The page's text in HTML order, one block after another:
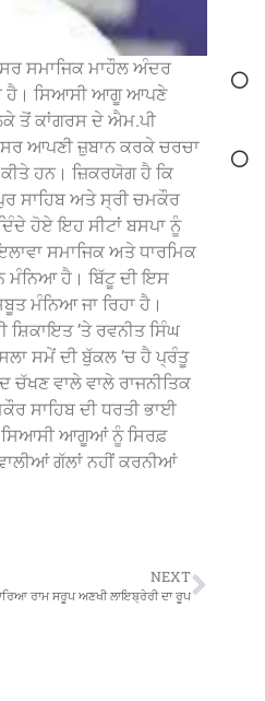
ਸਮਾਜਿਕ ਮਾਹੌਲ ਅੰਦਰ
ਹੈ। ਸਿਆਸੀ ਆਗੂ ਆਪਣੇ
ਤੋਂ ਕਾਂਗਰਸ ਦੇ ਐਮ.ਪੀ
ਆਪਣੀ ਜ਼ੁਬਾਨ ਕਰਕੇ ਚਰਚਾ
ਹਨ। ਜ਼ਿਕਰਯੋਗ ਹੈ ਕਿ
ਸਾਹਿਬ ਅਤੇ ਸ੍ਰੀ ਚਮਕੌਰ
ਹੋਏ ਇਹ ਸੀਟਾਂ ਬਸਪਾ ਨੂੰ
ਸਮਾਜਿਕ ਅਤੇ ਧਾਰਮਿਕ
ਮੰਨਿਆ ਹੈ। ਬਿੱਟੂ ਦੀ ਇਸ
ਮੰਨਿਆ ਜਾ ਰਿਹਾ ਹੈ।
’ਤੇ ਰਵਨੀਤ ਸਿੰਘ
ਸਮੇਂ ਦੀ ਬੁੱਕਲ ’ਚ ਹੈ ਪ੍ਰੰਤੂ
ਵਾਲੇ ਵਾਲੇ ਰਾਜਨੀਤਿਕ
ਸਾਹਿਬ ਦੀ ਧਰਤੀ ਭਾਈ
, ਸਿਆਸੀ ਆਗੂਆਂ ਨੂੰ ਸਿਰਫ਼
ਗੱਲਾਂ ਨਹੀਂ ਕਰਨੀਆਂ
NEXT
ਰਾਮ ਸਰੂਪ ਅਣਖੀ ਲਾਇਬ੍ਰੇਰੀ ਦਾ ਰੂਪ